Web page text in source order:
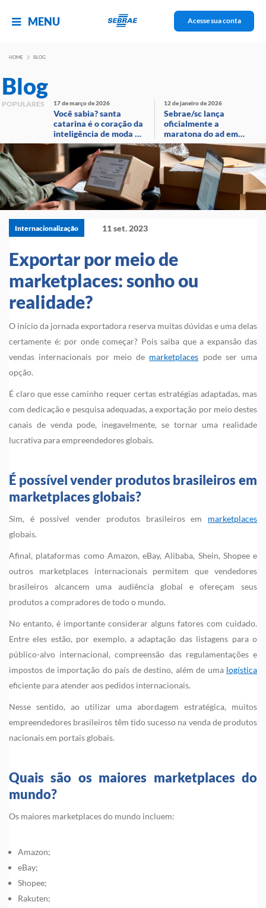
MENU Acesse sua conta
HOME BLOG
Blog
POPULARES 17 de março de 2026
Você sabia? santa
catarina é o coração da
inteligência de moda no
brasil!
12 de janeiro de 2026
Sebrae/sc lança
oficialmente a
maratona do ad em
evento com
transmissão ao vivo
Internacionalização 11 set. 2023
Exportar por meio de
marketplaces: sonho ou
realidade?
O início da jornada exportadora reserva muitas dúvidas e uma delas
certamente é: por onde começar? Pois saiba que a expansão das
vendas internacionais por meio de marketplaces pode ser uma
opção.
É claro que esse caminho requer certas estratégias adaptadas, mas
com dedicação e pesquisa adequadas, a exportação por meio destes
canais de venda pode, inegavelmente, se tornar uma realidade
lucrativa para empreendedores globais.
É possível vender produtos brasileiros em
marketplaces globais?
Sim, é possível vender produtos brasileiros em marketplaces
globais.
Afinal, plataformas como Amazon, eBay, Alibaba, Shein, Shopee e
outros marketplaces internacionais permitem que vendedores
brasileiros alcancem uma audiência global e ofereçam seus
produtos a compradores de todo o mundo.
No entanto, é importante considerar alguns fatores com cuidado.
Entre eles estão, por exemplo, a adaptação das listagens para o
público-alvo internacional, compreensão das regulamentações e
impostos de importação do país de destino, além de uma logística
eficiente para atender aos pedidos internacionais.
Nesse sentido, ao utilizar uma abordagem estratégica, muitos
empreendedores brasileiros têm tido sucesso na venda de produtos
nacionais em portais globais.
Quais são os maiores marketplaces do
mundo?
Os maiores marketplaces do mundo incluem:
Amazon;
eBay;
Shopee;
Rakuten;